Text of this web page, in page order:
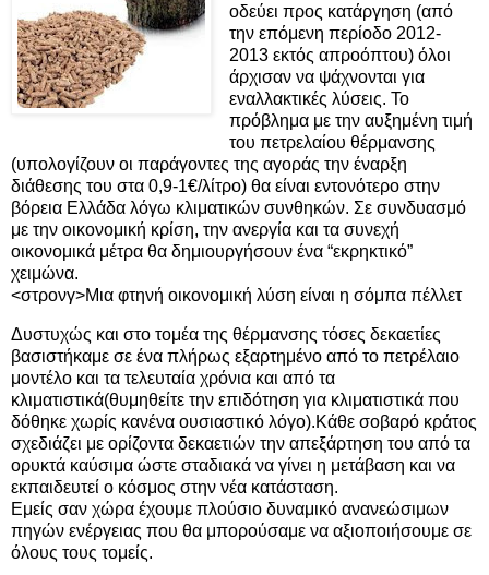
οδεύει προς κατάργηση (από
την επόμενη περίοδο 2012-
2013 εκτός απροόπτου) όλοι
άρχισαν να ψάχνονται για
εναλλακτικές λύσεις. Το
πρόβλημα με την αυξημένη τιμή
του πετρελαίου θέρμανσης
(υπολογίζουν οι παράγοντες της αγοράς την έναρξη
διάθεσης του στα 0,9-1€/λίτρο) θα είναι εντονότερο στην
βόρεια Ελλάδα λόγω κλιματικών συνθηκών. Σε συνδυασμό
με την οικονομική κρίση, την ανεργία και τα συνεχή
οικονομικά μέτρα θα δημιουργήσουν ένα “εκρηκτικό”
χειμώνα.
<στρονγ>Μια φτηνή οικονομική λύση είναι η σόμπα πέλλετ
Δυστυχώς και στο τομέα της θέρμανσης τόσες δεκαετίες
βασιστήκαμε σε ένα πλήρως εξαρτημένο από το πετρέλαιο
μοντέλο και τα τελευταία χρόνια και από τα
κλιματιστικά(θυμηθείτε την επιδότηση για κλιματιστικά που
δόθηκε χωρίς κανένα ουσιαστικό λόγο).Κάθε σοβαρό κράτος
σχεδιάζει με ορίζοντα δεκαετιών την απεξάρτηση του από τα
ορυκτά καύσιμα ώστε σταδιακά να γίνει η μετάβαση και να
εκπαιδευτεί ο κόσμος στην νέα κατάσταση.
Εμείς σαν χώρα έχουμε πλούσιο δυναμικό ανανεώσιμων
πηγών ενέργειας που θα μπορούσαμε να αξιοποιήσουμε σε
όλους τους τομείς.